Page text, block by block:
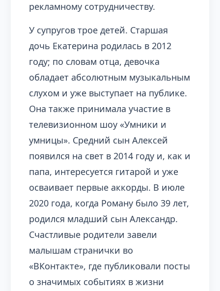
рекламному сотрудничеству.
У супругов трое детей. Старшая
дочь Екатерина родилась в 2012
году; по словам отца, девочка
обладает абсолютным музыкальным
слухом и уже выступает на публике.
Она также принимала участие в
телевизионном шоу «Умники и
умницы». Средний сын Алексей
появился на свет в 2014 году и, как и
папа, интересуется гитарой и уже
осваивает первые аккорды. В июле
2020 года, когда Роману было 39 лет,
родился младший сын Александр.
Счастливые родители завели
малышам странички во
«ВКонтакте», где публиковали посты
о значимых событиях в жизни